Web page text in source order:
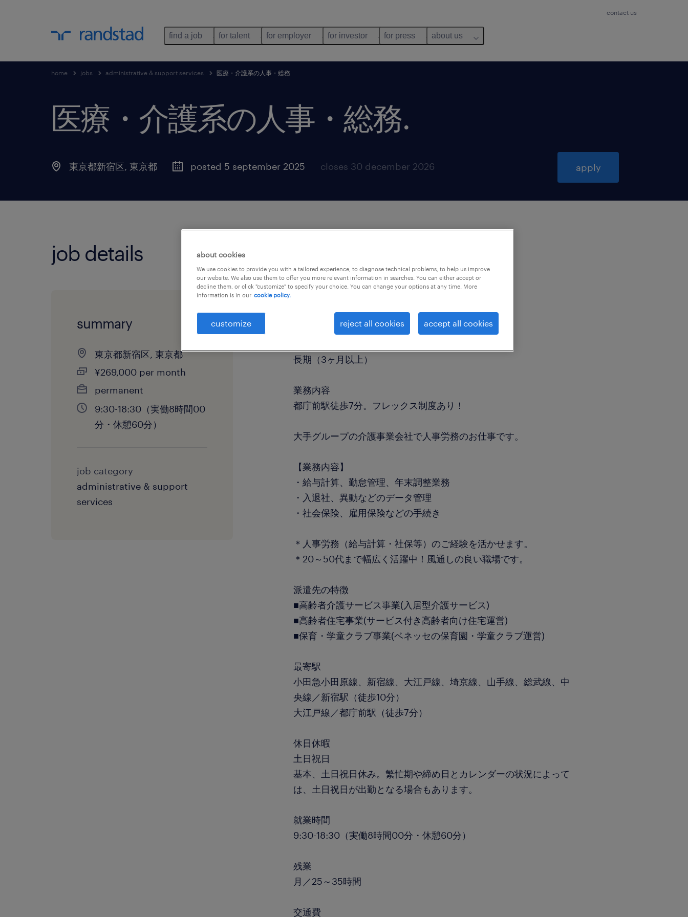
contact us
find a job for talent for employer for investor for press about us
home jobs administrative & support services 医療・介護系の人事・総務
医療・介護系の人事・総務.
東京都新宿区, 東京都 posted 5 september 2025 closes 30 december 2026 apply
job details
summary
東京都新宿区, 東京都
¥269,000 per month
permanent
9:30-18:30（実働8時間00
分・休憩60分）
job category
administrative & support
services
人事・総務
長期（3ヶ月以上）
業務内容
都庁前駅徒歩7分。フレックス制度あり！
大手グループの介護事業会社で人事労務のお仕事です。
【業務内容】
・給与計算、勤怠管理、年末調整業務
・入退社、異動などのデータ管理
・社会保険、雇用保険などの手続き
＊人事労務（給与計算・社保等）のご経験を活かせます。
＊20～50代まで幅広く活躍中！風通しの良い職場です。
派遣先の特徴
■高齢者介護サービス事業(入居型介護サービス)
■高齢者住宅事業(サービス付き高齢者向け住宅運営)
■保育・学童クラブ事業(ベネッセの保育園・学童クラブ運営)
最寄駅
小田急小田原線、新宿線、大江戸線、埼京線、山手線、総武線、中
央線／新宿駅（徒歩10分）
大江戸線／都庁前駅（徒歩7分）
休日休暇
土日祝日
基本、土日祝日休み。繁忙期や締め日とカレンダーの状況によって
は、土日祝日が出勤となる場合もあります。
就業時間
9:30-18:30（実働8時間00分・休憩60分）
残業
月／25～35時間
交通費
about cookies
We use cookies to provide you with a tailored experience, to diagnose technical problems, to help us improve
our website. We also use them to offer you more relevant information in searches. You can either accept or
decline them, or click "customize" to specify your choice. You can change your options at any time. More
information is in our cookie policy.
customize reject all cookies accept all cookies